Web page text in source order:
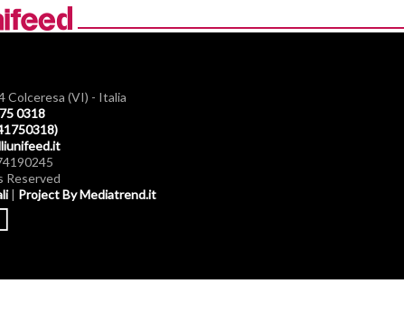
Colceresa (VI) - Italia
0318
Reserved
| Project By Mediatrend.it